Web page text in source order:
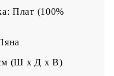
Плат (100%
см (Ш x Д x В)